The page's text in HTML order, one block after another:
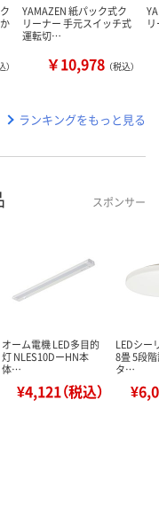
）
YAMAZEN 紙パック式ク
リーナー 手元スイッチ式
運転切…
￥10,978 （税込）
ランキングをもっと見る
スポンサー
オーム電機 LED多目的
灯 NLES10DーHN本
体…
¥4,121（税込）
LEDシー
8畳 5段階
タ…